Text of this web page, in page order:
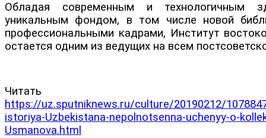
Обладая современным и технологичным
уникальным фондом, в том числе новой
профессиональными кадрами, Институт
остается одним из ведущих на всем
Читать
https://uz.sputniknews.ru/culture/20190212/
istoriya-Uzbekistana-nepolnotsenna-uchenyy-o-
Usmanova.html